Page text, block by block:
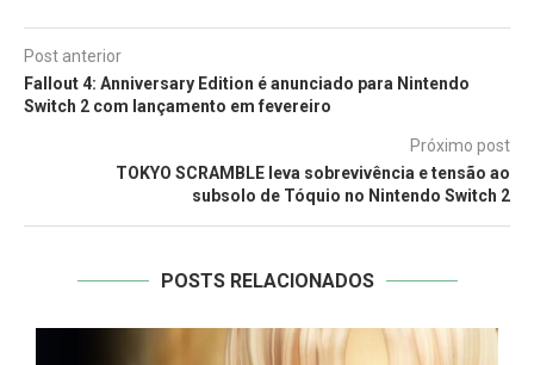
Post anterior
Fallout 4: Anniversary Edition é anunciado para Nintendo
Switch 2 com lançamento em fevereiro
Próximo post
TOKYO SCRAMBLE leva sobrevivência e tensão ao
subsolo de Tóquio no Nintendo Switch 2
POSTS RELACIONADOS